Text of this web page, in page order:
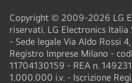
Copyright © 2009-2026 LG
riservati. LG Electronics Italia
- Sede legale Via Aldo Rossi
Registro Imprese Milano -
11704130159 - REA n.
1.000.000 i.v. - Iscrizione